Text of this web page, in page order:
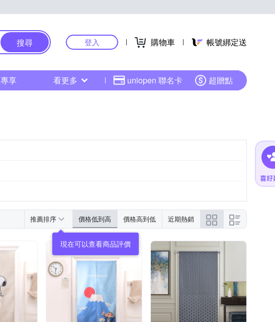
搜尋 登入 購物車 帳號綁定送
享 看更多 uniopen 聯名卡 超贈點
推薦排序 價格低到高 價格高到低 近期熱銷
現在可以查看商品評價